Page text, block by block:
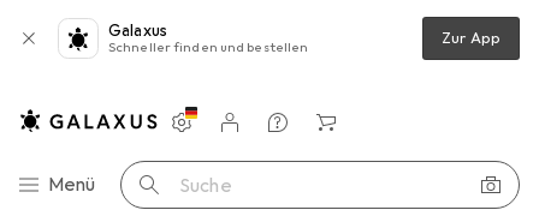
Galaxus
Schneller finden und bestellen Zur App
Navigation nach Kategorien
Menü Suche
Einstellungen
Kundenkonto
Vergleichslisten
Merklisten
Warenkorb